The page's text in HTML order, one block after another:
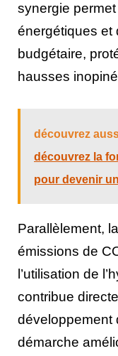
synergie
énergétiques et
budgétaire,
hausses
découvrez
découvrez la
pour devenir
Parallèlement,
émissions de
l’utilisation de
contribue
développement
démarche